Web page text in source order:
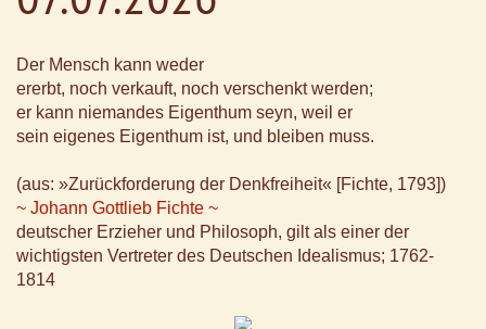
Der Mensch kann weder
ererbt, noch verkauft, noch verschenkt werden;
er kann niemandes Eigenthum seyn, weil er
sein eigenes Eigenthum ist, und bleiben muss.
(aus: »Zurückforderung der Denkfreiheit« [Fichte, 1793])
~ Johann Gottlieb Fichte ~
deutscher Erzieher und Philosoph, gilt als einer der
wichtigsten Vertreter des Deutschen Idealismus; 1762-
1814